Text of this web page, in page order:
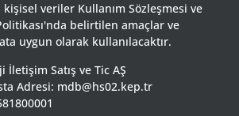
veriler Kullanım Sözleşmesi ve
belirtilen amaçlar ve
uygun olarak kullanılacaktır.
Satış ve Tic AŞ
Adresi: mdb@hs02.kep.tr